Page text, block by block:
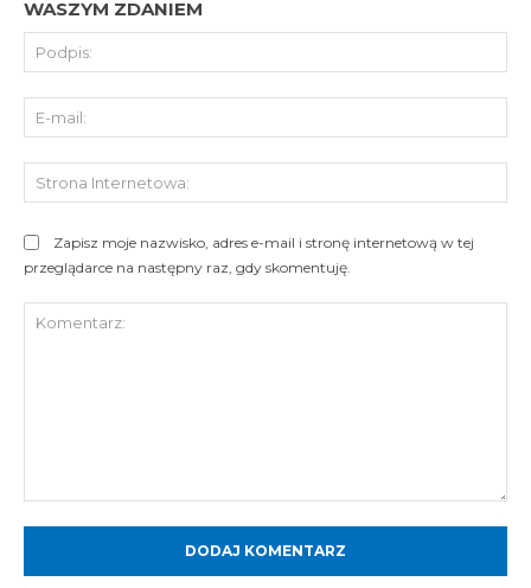
WASZYM ZDANIEM
Zapisz moje nazwisko, adres e-mail i stronę internetową w tej
przeglądarce na następny raz, gdy skomentuję.